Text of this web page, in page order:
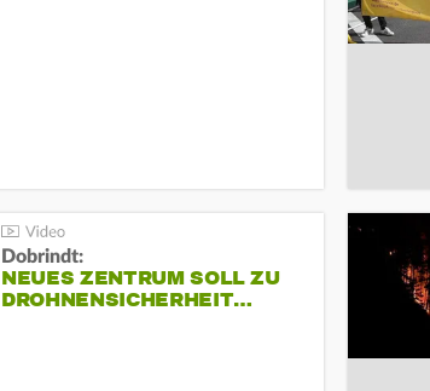
Dobrindt:
NEUES ZENTRUM SOLL ZU
DROHNENSICHERHEIT…